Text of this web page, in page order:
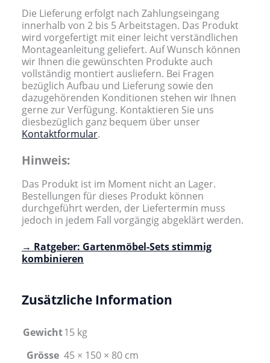
Die Lieferung erfolgt nach Zahlungseingang
innerhalb von 2 bis 5 Arbeitstagen. Das Produkt
wird vorgefertigt mit einer leicht verständlichen
Montageanleitung geliefert. Auf Wunsch können
wir Ihnen die gewünschten Produkte auch
vollständig montiert ausliefern. Bei Fragen
bezüglich Aufbau und Lieferung sowie den
dazugehörenden Konditionen stehen wir Ihnen
gerne zur Verfügung. Kontaktieren Sie uns
diesbezüglich ganz bequem über unser
Kontaktformular.
Hinweis:
Das Produkt ist im Moment nicht an Lager.
Bestellungen für dieses Produkt können
durchgeführt werden, der Liefertermin muss
jedoch in jedem Fall vorgängig abgeklärt werden.
→ Ratgeber: Gartenmöbel-Sets stimmig
kombinieren
Zusätzliche Information
Gewicht15 kg
Grösse 45 × 150 × 80 cm